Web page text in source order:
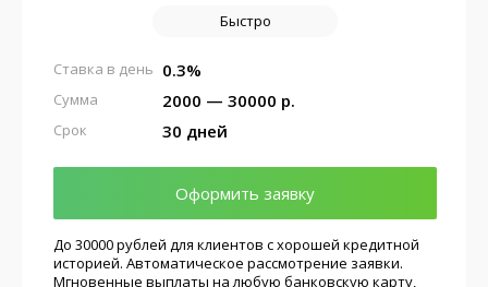
Быстро
0.3%
Ставка в день
2000 — 30000 р.
Сумма
30 дней
Срок
Оформить заявку
До 30000 рублей для клиентов с хорошей кредитной
историей. Автоматическое рассмотрение заявки.
Мгновенные выплаты на любую банковскую карту,